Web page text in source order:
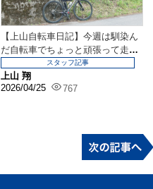
【上山自転車日記】今週は馴染ん
だ自転車でちょっと頑張って走っ
てきました。手助けと...
上山 翔
2026/04/25
767
スタッフ記事